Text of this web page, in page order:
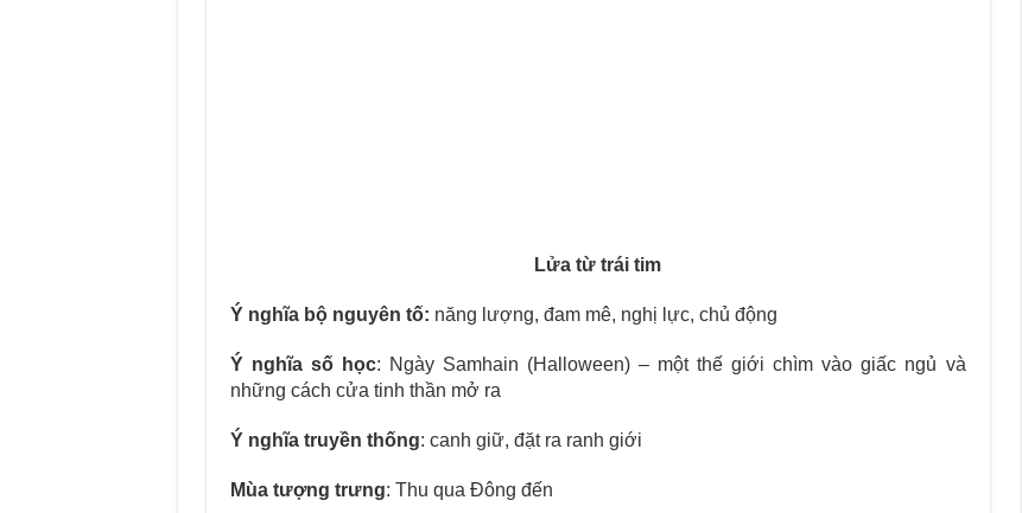
Lửa từ trái tim
Ý nghĩa bộ nguyên tố: năng lượng, đam mê, nghị lực, chủ động
Ý nghĩa số học: Ngày Samhain (Halloween) – một thế giới chìm vào giấc ngủ và
những cách cửa tinh thần mở ra
Ý nghĩa truyền thống: canh giữ, đặt ra ranh giới
Mùa tượng trưng: Thu qua Đông đến